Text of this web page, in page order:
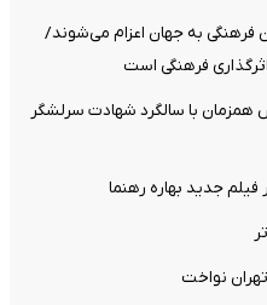
فرهنگی به جهان اعزام می‌شوند/
فرهنگی است
با سالگرد شهادت سرلشگر
فیلم جدید بهاره رهنما
نواخت